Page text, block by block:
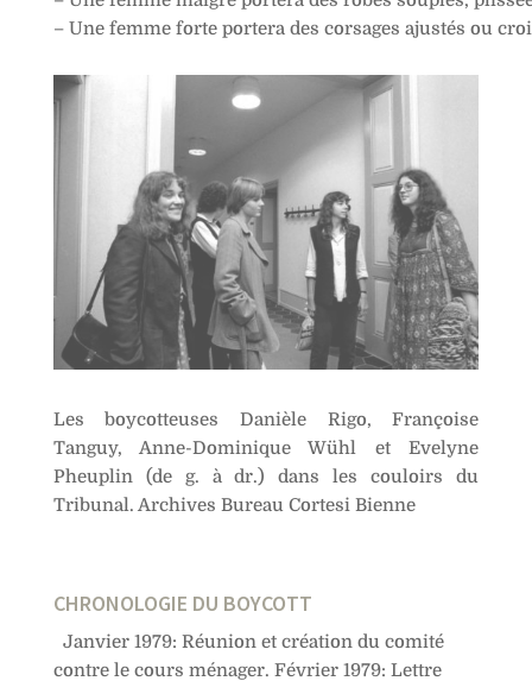
– Une femme forte portera des corsages ajustés ou
Les boycotteuses Danièle Rigo, Françoise
Tanguy, Anne-Dominique Wühl et Evelyne
Pheuplin (de g. à dr.) dans les couloirs du
Tribunal. Archives Bureau Cortesi Bienne
CHRONOLOGIE DU BOYCOTT
Janvier 1979: Réunion et création du comité
contre le cours ménager. Février 1979: Lettre